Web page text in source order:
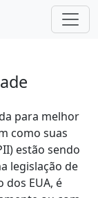
para melhor
como suas
estão sendo
legislação de
EUA, é